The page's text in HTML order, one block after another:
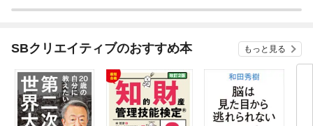
SBクリエイティブのおすすめ本 もっと見る